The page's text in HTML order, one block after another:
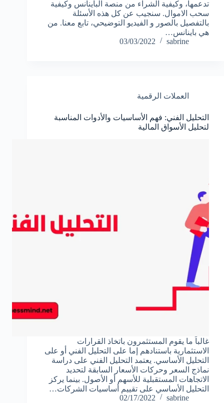
تدعمها، وكيفية الشراء من منصة الباينانس وكيفية
سحب الاموال. سنجيب عن كل هذه الأسئلة
بالتفصيل بالصور و الفيديو التوضيحي، تابع معنا. من
هي باينانس…
sabrine
03/03/2022
العملات الرقمية
التحليل الفني: فهم الأساسيات والأدوات المناسبة
لتحليل الأسواق المالية
غالباً ما يقوم المستثمرون باتخاذ القرارات
الاستثمارية باستنادهم إما على التحليل الفني أو على
التحليل الأساسي. يعتمد التحليل الفني على دراسة
نماذج السعر وحركات الأسعار السابقة لتحديد
الاتجاهات المستقبلية للأسهم أو الأصول. بينما يركز
التحليل الأساسي على تقييم أساسيات الشركات…
sabrine
02/17/2022